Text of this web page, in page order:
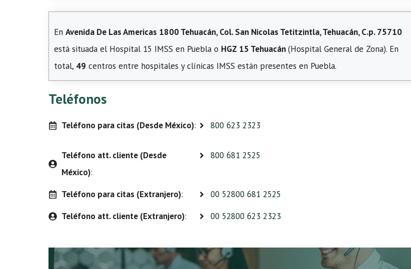
En Avenida De Las Americas 1800 Tehuacán, Col. San Nicolas Tetitzintla, Tehuacán, C.p. 75710
está situada el Hospital 15 IMSS en Puebla o HGZ 15 Tehuacán(Hospital General de Zona). En
total, 49 centros entre hospitales y clínicas IMSS están presentes en Puebla.
Teléfonos
Teléfono para citas (Desde México): 800 623 2323
Teléfono att. cliente (Desde
México):
800 681 2525
Teléfono para citas (Extranjero):
00 52800 681 2525
Teléfono att. cliente (Extranjero): 00 52800 623 2323